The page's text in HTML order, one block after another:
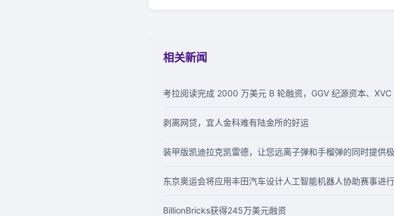
相关新闻
考拉阅读完成 2000 万美元 B 轮融资，GGV 纪源资本、XVC
剥离网贷，宜人金科难有陆金所的好运
装甲版凯迪拉克凯雷德，让您远离子弹和手榴弹的同时提供
东京奥运会将应用丰田汽车设计人工智能机器人协助赛事进行
BillionBricks获得245万美元融资